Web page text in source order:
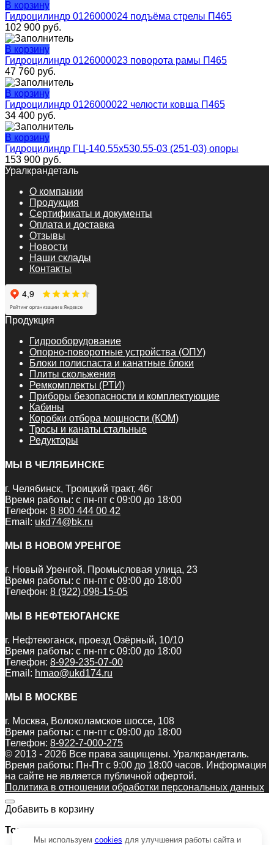
В корзину
Гидроцилиндр 0126000024 подъёма стрелы П465
102 900 руб.
В корзину
Гидроцилиндр 0126000023 поворота рамы П465
47 760 руб.
В корзину
Гидроцилиндр 0126000022 челюсти ковша П465
34 400 руб.
В корзину
Гидроцилиндр ГЦ-140.55х530.55-03 (251-03) опоры
153 900 руб.
Уралкрандеталь
О компании
Продукция
Сертификаты и документы
Оплата и доставка
Отзывы
Новости
Наши склады
Контакты
Продукция
Гидрооборудование
Опорно-поворотные устройства (ОПУ)
Блоки полиспаста и канатные блоки
Плиты скольжения
Ремкомплекты (РТИ)
Приборы безопасности и комплектующие
Кабины
Коробки отбора мощности (КОМ)
Тросы и канаты стальные
Редукторы
МЫ В ЧЕЛЯБИНСКЕ
г. Челябинск, Троицкий тракт, 46г
Время работы: с пн-пт с 09:00 до 18:00
Телефон: 8 800 444 00 42
Email: ukd74@bk.ru
МЫ В НОВОМ УРЕНГОЕ
г. Новый Уренгой, Промысловая улица, 23
Время работы: с пн-пт с 09:00 до 18:00
Телефон: 8 (922) 098-15-05
МЫ В НЕФТЕЮГАНСКЕ
г. Нефтеюганск, проезд Озёрный, 10/10
Время работы: с пн-пт с 09:00 до 18:00
Телефон: 8-929-235-07-00
Email: hmao@ukd174.ru
МЫ В МОСКВЕ
г. Москва, Волоколамское шоссе, 108
Время работы: с пн-пт с 09:00 до 18:00
Телефон: 8-922-7-000-275
© 2013 - 2026 Все права защищены. Уралкрандеталь.
Время работы: Пн-Пт c 9:00 до 18:00 часов. Информация
на сайте не является публичной офертой.
Политика в отношении обработки персональных данных
Добавить в корзину
Товар:
Мы используем cookies для улучшения работы сайта и